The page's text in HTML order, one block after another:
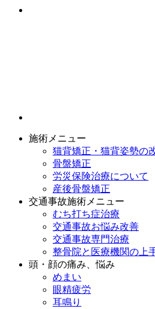
施術メニュー
猫背矯正・猫背姿勢の
骨盤矯正
労災保険治療について
産後骨盤矯正
交通事故施術メニュー
むち打ち症治療
交通事故お悩み改善
交通事故専門治療
整骨院と医療機関の上
頭・顔の痛み、悩み
めまい
眼精疲労
耳鳴り